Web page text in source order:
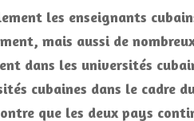
les enseignants
mais aussi de
dans les universités
cubaines dans le cadre
que les deux pays